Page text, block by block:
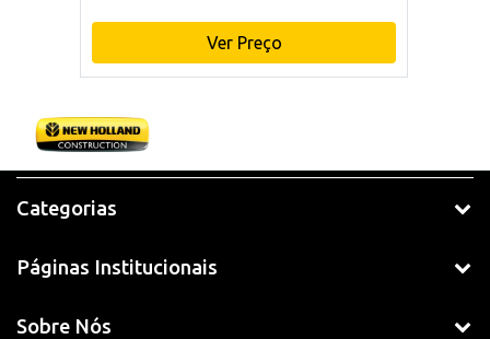
Ver Preço
Categorias
Páginas Institucionais
Sobre Nós